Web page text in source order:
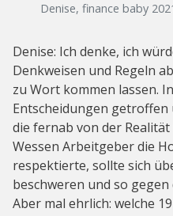
Denise, finance baby
Denise: Ich denke, ich
Denkweisen und Regeln
zu Wort kommen lassen.
Entscheidungen getroffen
die fernab von der
Wessen Arbeitgeber die
respektierte, sollte sich
beschweren und so
Aber mal ehrlich: welche